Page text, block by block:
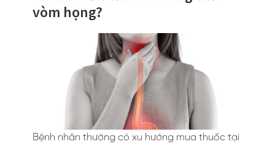
vòm họng?
Bệnh nhân thường có xu hướng mua thuốc tại